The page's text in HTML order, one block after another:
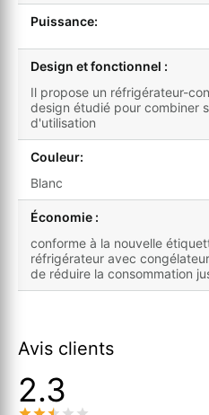
Puissance:
Design et fonctionnel :
Il propose un réfrigérateur-
design étudié pour combiner
d'utilisation
Couleur:
Blanc
Économie :
conforme à la nouvelle
réfrigérateur avec
de réduire la consommation
Avis clients
2.3